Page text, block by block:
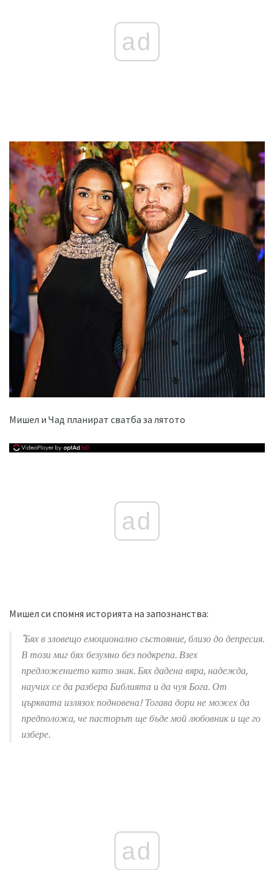
ad
Мишел и Чад планират сватба за лятото
ad
Мишел си спомня историята на запознанства:
"Бях в зловещо емоционално състояние, близо до депресия.
В този миг бях безумно без подкрепа. Взех
предложението като знак. Бях дадена вяра, надежда,
научих се да разбера Библията и да чуя Бога. От
църквата излязох подновена! Тогава дори не можех да
предположа, че пасторът ще бъде мой любовник и ще го
избере.
ad